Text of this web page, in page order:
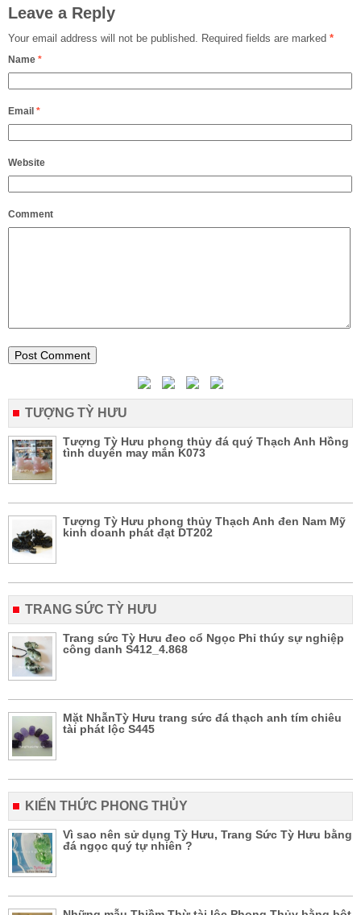
Leave a Reply
Your email address will not be published. Required fields are marked *
Name *
Email *
Website
Comment
TƯỢNG TỲ HƯU
Tượng Tỳ Hưu phong thủy đá quý Thạch Anh Hồng
tình duyên may mắn K073
Tượng Tỳ Hưu phong thủy Thạch Anh đen Nam Mỹ
kinh doanh phát đạt DT202
TRANG SỨC TỲ HƯU
Trang sức Tỳ Hưu đeo cổ Ngọc Phỉ thúy sự nghiệp
công danh S412_4.868
Mặt NhẫnTỳ Hưu trang sức đá thạch anh tím chiêu
tài phát lộc S445
KIẾN THỨC PHONG THỦY
Vì sao nên sử dụng Tỳ Hưu, Trang Sức Tỳ Hưu bằng
đá ngọc quý tự nhiên ?